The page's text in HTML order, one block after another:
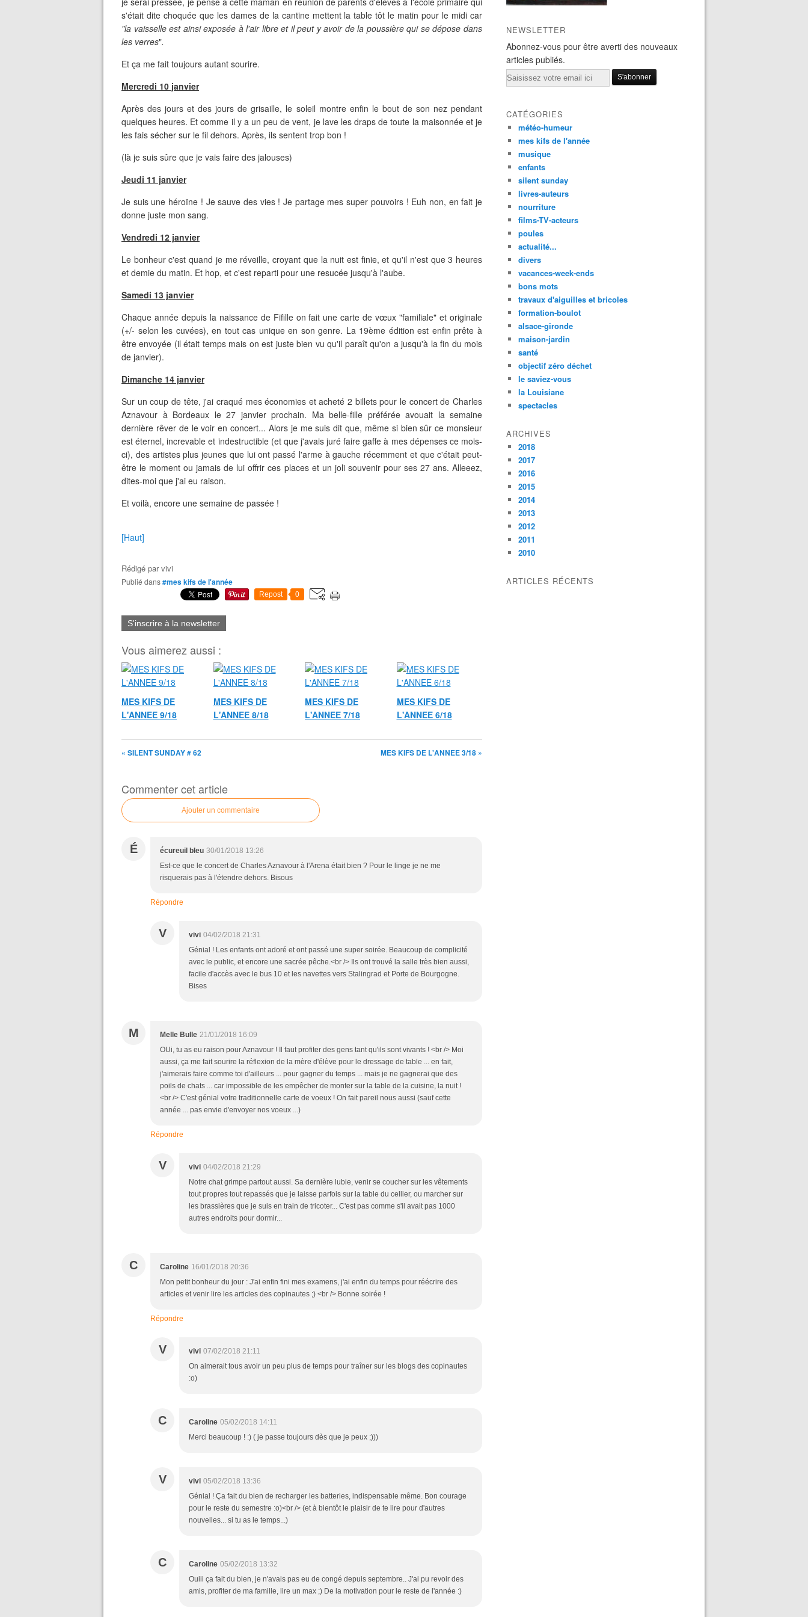
s'était dite choquée que les dames de la cantine mettent la table tôt le matin pour le midi car
"la vaisselle est ainsi exposée à l'air libre et il peut y avoir de la poussière qui se dépose dans
les verres".
Et ça me fait toujours autant sourire.
Mercredi 10 janvier
Après des jours et des jours de grisaille, le soleil montre enfin le bout de son nez pendant
quelques heures. Et comme il y a un peu de vent, je lave les draps de toute la maisonnée et je
les fais sécher sur le fil dehors. Après, ils sentent trop bon !
(là je suis sûre que je vais faire des jalouses)
Jeudi 11 janvier
Je suis une héroïne ! Je sauve des vies ! Je partage mes super pouvoirs ! Euh non, en fait je
donne juste mon sang.
Vendredi 12 janvier
Le bonheur c'est quand je me réveille, croyant que la nuit est finie, et qu'il n'est que 3 heures
et demie du matin. Et hop, et c'est reparti pour une resucée jusqu'à l'aube.
Samedi 13 janvier
Chaque année depuis la naissance de Fifille on fait une carte de vœux "familiale" et originale
(+/- selon les cuvées), en tout cas unique en son genre. La 19ème édition est enfin prête à
être envoyée (il était temps mais on est juste bien vu qu'il paraît qu'on a jusqu'à la fin du mois
de janvier).
Dimanche 14 janvier
Sur un coup de tête, j'ai craqué mes économies et acheté 2 billets pour le concert de Charles
Aznavour à Bordeaux le 27 janvier prochain. Ma belle-fille préférée avouait la semaine
dernière rêver de le voir en concert... Alors je me suis dit que, même si bien sûr ce monsieur
est éternel, increvable et indestructible (et que j'avais juré faire gaffe à mes dépenses ce mois-
ci), des artistes plus jeunes que lui ont passé l'arme à gauche récemment et que c'était peut-
être le moment ou jamais de lui offrir ces places et un joli souvenir pour ses 27 ans. Alleeez,
dites-moi que j'ai eu raison.
Et voilà, encore une semaine de passée !
[Haut]
Rédigé parvivi
Publié dans#mes kifs de l'année
Repost 0
S'inscrire à la newsletter
Vous aimerez aussi :
MES KIFS DE
L'ANNEE 9/18
MES KIFS DE
L'ANNEE 8/18
MES KIFS DE
L'ANNEE 7/18
MES KIFS DE
L'ANNEE 6/18
« SILENT SUNDAY # 62 MES KIFS DE L'ANNEE 3/18 »
Commenter cet article
Ajouter un commentaire
É écureuil bleu 30/01/2018 13:26
Est-ce que le concert de Charles Aznavour à l'Arena était bien ? Pour le linge je ne me
risquerais pas à l'étendre dehors. Bisous
Répondre
V vivi 04/02/2018 21:31
Génial ! Les enfants ont adoré et ont passé une super soirée. Beaucoup de complicité
avec le public, et encore une sacrée pêche.<br /> Ils ont trouvé la salle très bien aussi,
facile d'accès avec le bus 10 et les navettes vers Stalingrad et Porte de Bourgogne.
Bises
M Melle Bulle 21/01/2018 16:09
OUi, tu as eu raison pour Aznavour ! Il faut profiter des gens tant qu'ils sont vivants ! <br /> Moi
aussi, ça me fait sourire la réflexion de la mère d'élève pour le dressage de table ... en fait,
j'aimerais faire comme toi d'ailleurs ... pour gagner du temps ... mais je ne gagnerai que des
poils de chats ... car impossible de les empêcher de monter sur la table de la cuisine, la nuit !
<br /> C'est génial votre traditionnelle carte de voeux ! On fait pareil nous aussi (sauf cette
année ... pas envie d'envoyer nos voeux ...)
Répondre
V vivi 04/02/2018 21:29
Notre chat grimpe partout aussi. Sa dernière lubie, venir se coucher sur les vêtements
tout propres tout repassés que je laisse parfois sur la table du cellier, ou marcher sur
les brassières que je suis en train de tricoter... C'est pas comme s'il avait pas 1000
autres endroits pour dormir...
C Caroline 16/01/2018 20:36
Mon petit bonheur du jour : J'ai enfin fini mes examens, j'ai enfin du temps pour réécrire des
articles et venir lire les articles des copinautes ;) <br /> Bonne soirée !
Répondre
V vivi 07/02/2018 21:11
On aimerait tous avoir un peu plus de temps pour traîner sur les blogs des copinautes
:o)
C Caroline 05/02/2018 14:11
Merci beaucoup ! :) ( je passe toujours dès que je peux ;)))
V vivi 05/02/2018 13:36
Génial ! Ça fait du bien de recharger les batteries, indispensable même. Bon courage
pour le reste du semestre :o)<br /> (et à bientôt le plaisir de te lire pour d'autres
nouvelles... si tu as le temps...)
C Caroline 05/02/2018 13:32
Ouiii ça fait du bien, je n'avais pas eu de congé depuis septembre.. J'ai pu revoir des
amis, profiter de ma famille, lire un max ;) De la motivation pour le reste de l'année :)
NEWSLETTER
Abonnez-vous pour être averti des nouveaux
articles publiés.
Email
CATÉGORIES
météo-humeur
mes kifs de l'année
musique
enfants
silent sunday
livres-auteurs
nourriture
films-TV-acteurs
poules
actualité...
divers
vacances-week-ends
bons mots
travaux d'aiguilles et bricoles
formation-boulot
alsace-gironde
maison-jardin
santé
objectif zéro déchet
le saviez-vous
la Louisiane
spectacles
ARCHIVES
2018
2017
2016
2015
2014
2013
2012
2011
2010
ARTICLES RÉCENTS